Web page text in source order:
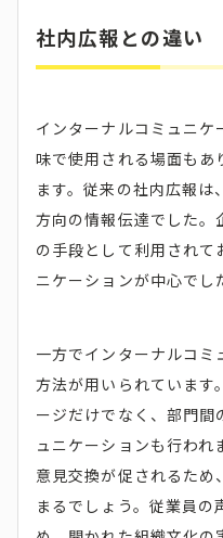
社内広報との違い
インターナルコミュニ
味で使用される場面もあ
ます。従来の社内広報
方向の情報伝達でした。
の手段として利用されて
ニケーションが中心でし
一方でインターナルコ
方法が用いられています
ージだけでなく、部門間
ュニケーションも行われ
意見交換が促されるた
まるでしょう。従業員